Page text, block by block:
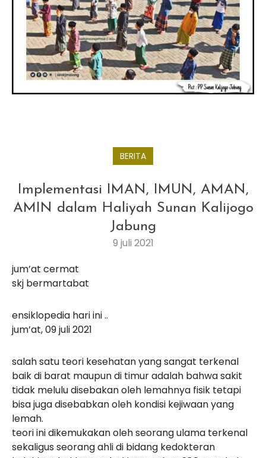
BERITA
Implementasi IMAN, IMUN, AMAN,
AMIN dalam Haliyah Sunan Kalijogo
Jabung
9 juli 2021
jum’at cermat
skj bermartabat
ensiklopedia hari ini ..
jum’at, 09 juli 2021
salah satu teori kesehatan yang sangat terkenal
baik di barat maupun di timur adalah bahwa sakit
tidak melulu disebakan oleh lemahnya fisik tetapi
bisa juga disebabkan oleh kondisi kejiwaan yang
lemah.
teori ini dikemukakan oleh seorang ulama terkenal
sekaligus seorang ahli di bidang kedokteran